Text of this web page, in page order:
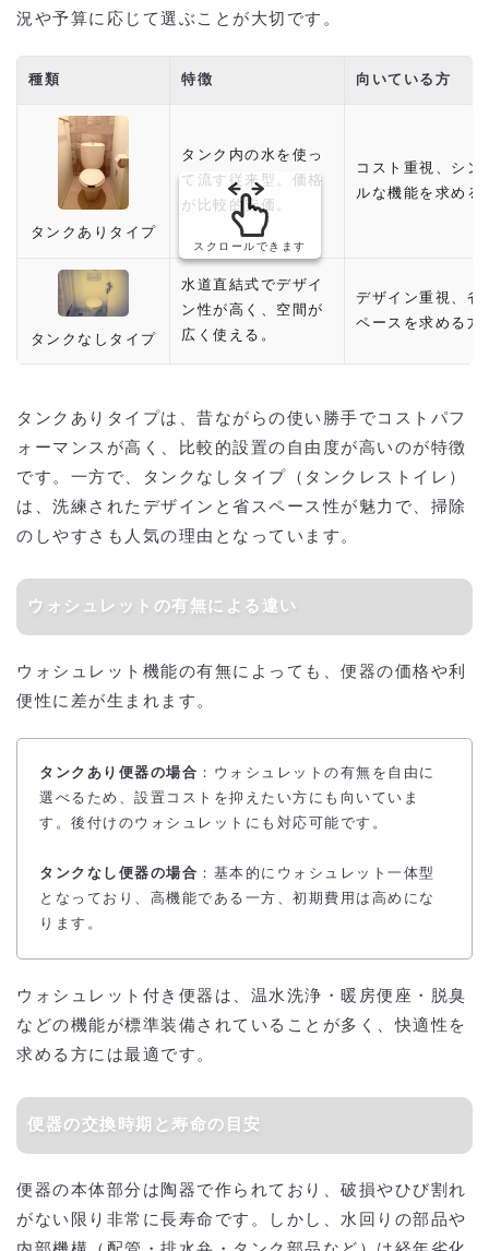
況や予算に応じて選ぶことが大切です。
種類 特徴 向いている方
タンクありタイプ
タンク内の水を使っ
て流す従来型。価格
が比較的安価。
コスト重視、シン
ルな機能を求める
タンクなしタイプ
水道直結式でデザイ
ン性が高く、空間が
広く使える。
デザイン重視、省
ペースを求める方
スクロールできます
タンクありタイプは、昔ながらの使い勝手でコストパフ
ォーマンスが高く、比較的設置の自由度が高いのが特徴
です。一方で、タンクなしタイプ（タンクレストイレ）
は、洗練されたデザインと省スペース性が魅力で、掃除
のしやすさも人気の理由となっています。
ウォシュレットの有無による違い
ウォシュレット機能の有無によっても、便器の価格や利
便性に差が生まれます。
タンクあり便器の場合 ：ウォシュレットの有無を自由に
選べるため、設置コストを抑えたい方にも向いていま
す。後付けのウォシュレットにも対応可能です。
タンクなし便器の場合 ：基本的にウォシュレット一体型
となっており、高機能である一方、初期費用は高めにな
ります。
ウォシュレット付き便器は、温水洗浄・暖房便座・脱臭
などの機能が標準装備されていることが多く、快適性を
求める方には最適です。
便器の交換時期と寿命の目安
便器の本体部分は陶器で作られており、破損やひび割れ
がない限り非常に長寿命です。しかし、水回りの部品や